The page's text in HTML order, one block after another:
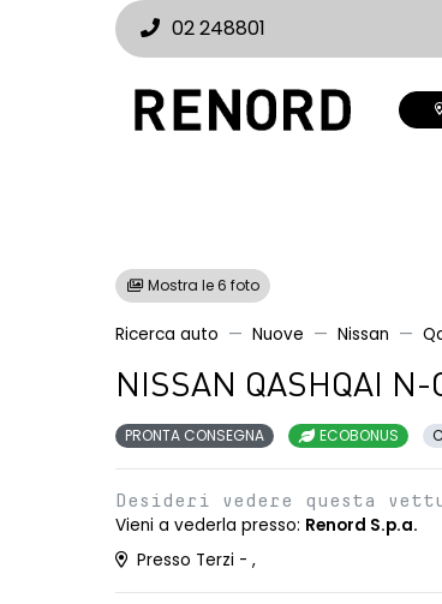
02 248801
Mostra le 6 foto
Ricerca auto Nuove Nissan
NISSAN QASHQAI N-
PRONTA CONSEGNA ECOBONUS
Desideri vedere questa
Vieni a vederla presso: Renord S.p.a.
Presso Terzi - ,